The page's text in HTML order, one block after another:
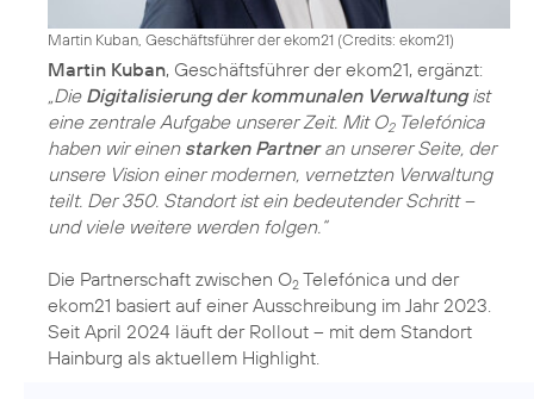
Martin Kuban, Geschäftsführer der ekom21 (Credits: ekom21)
Martin Kuban
„Die Digitalisierung der kommunalen Verwaltungist
eine zentrale Aufgabe unserer Zeit. Mit O2Telefónica
haben wir einen starken Partneran unserer Seite, der
unsere Vision einer modernen, vernetzten Verwaltung
teilt. Der 350. Standort ist ein bedeutender Schritt –
und viele weitere werden folgen.“
Die Partnerschaft zwischen O2 Telefónica und der
ekom21 basiert auf einer Ausschreibung im Jahr 2023.
Seit April 2024 läuft der Rollout – mit dem Standort
Hainburg als aktuellem Highlight.